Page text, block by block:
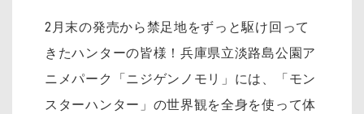
2月末の発売から禁足地をずっと駆け回って
きたハンターの皆様！兵庫県立淡路島公園ア
ニメパーク「ニジゲンノモリ」には、「モン
スターハンター」の世界観を全身を使って体